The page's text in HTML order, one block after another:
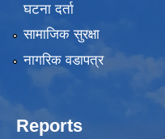
घटना दर्ता
सामाजिक सुरक्षा
नागरिक वडापत्र
Reports